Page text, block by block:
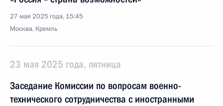
27 мая 2025 года, 15:45
Москва, Кремль
23 мая 2025 года, пятница
Заседание Комиссии по вопросам военно-
технического сотрудничества с иностранными